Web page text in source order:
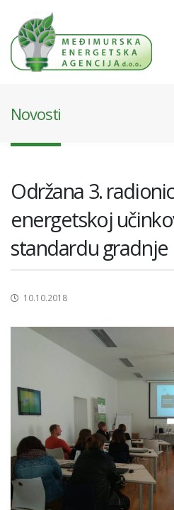
Novosti
Održana 3.
energetskoj
standardu gradnje
10.10.2018